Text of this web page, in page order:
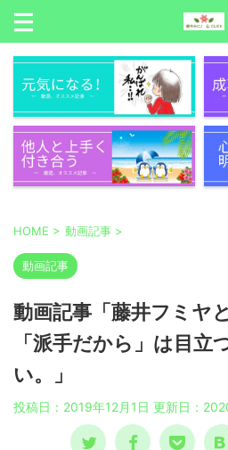
HOME > 動画記事 >
動画記事
動画記事「藤井フミヤ
「派手だから」は目立
い。」
投稿日：2019年12月1日 更新日：